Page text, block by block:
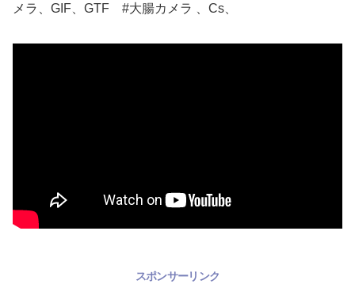
メラ、GIF、GTF #大腸カメラ 、Cs、
スポンサーリンク